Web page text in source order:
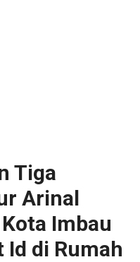
Tiga
Arinal
Imbau
Id di Rumah